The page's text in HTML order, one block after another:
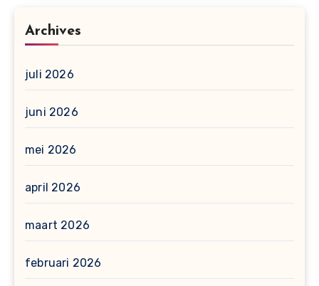
Archives
juli 2026
juni 2026
mei 2026
april 2026
maart 2026
februari 2026